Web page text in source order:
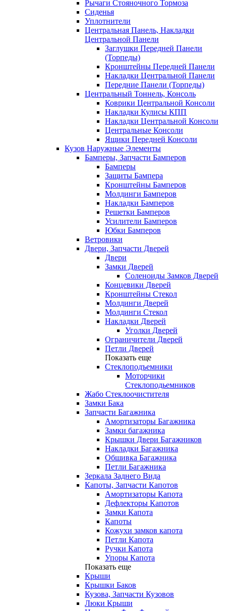
Рычаги Стояночного Тормоза
Сиденья
Уплотнители
Центральная Панель, Накладки
Центральной Панели
Заглушки Передней Панели
(Торпеды)
Кронштейны Передней Панели
Накладки Центральной Панели
Передние Панели (Торпеды)
Центральный Тоннель, Консоль
Коврики Центральной Консоли
Накладки Кулисы КПП
Накладки Центральной Консоли
Центральные Консоли
Ящики Передней Консоли
Кузов Наружные Элементы
Бамперы, Запчасти Бамперов
Бамперы
Защиты Бампера
Кронштейны Бамперов
Молдинги Бамперов
Накладки Бамперов
Решетки Бамперов
Усилители Бамперов
Юбки Бамперов
Ветровики
Двери, Запчасти Дверей
Двери
Замки Дверей
Соленоиды Замков Дверей
Концевики Дверей
Кронштейны Стекол
Молдинги Дверей
Молдинги Стекол
Накладки Дверей
Уголки Дверей
Ограничители Дверей
Петли Дверей
Показать еще
Стеклоподъемники
Моторчики
Стеклоподьемников
Жабо Стеклоочистителя
Замки Бака
Запчасти Багажника
Амортизаторы Багажника
Замки багажника
Крышки Двери Багажников
Накладки Багажника
Обшивка Багажника
Петли Багажника
Зеркала Заднего Вида
Капоты, Запчасти Капотов
Амортизаторы Капота
Дефлекторы Капотов
Замки Капота
Капоты
Кожухи замков капота
Петли Капота
Ручки Капота
Упоры Капота
Показать еще
Крыши
Крышки Баков
Кузова, Запчасти Кузовов
Люки Крыши